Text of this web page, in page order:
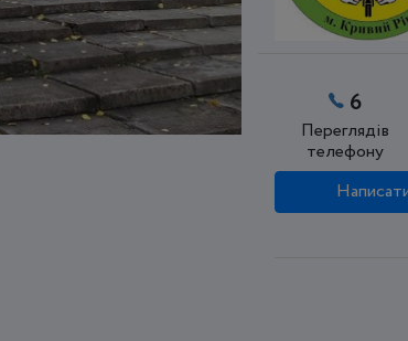
6
Переглядів
телефону